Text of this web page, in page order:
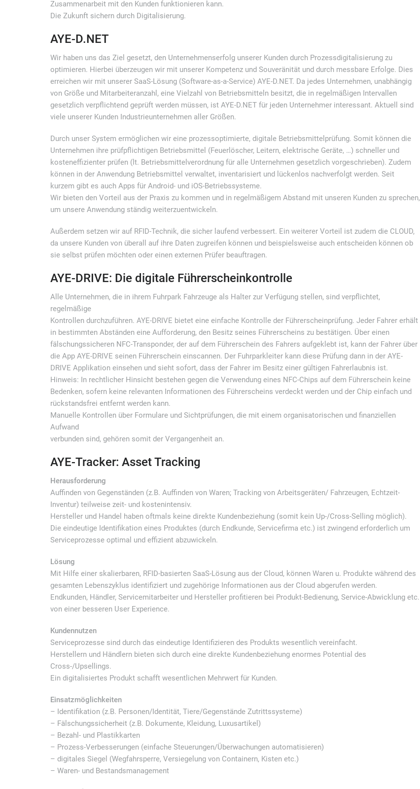
Zusammenarbeit mit den Kunden funktionieren kann.
Die Zukunft sichern durch Digitalisierung.
AYE-D.NET
Wir haben uns das Ziel gesetzt, den Unternehmenserfolg unserer Kunden durch Prozessdigitalisierung zu
optimieren. Hierbei überzeugen wir mit unserer Kompetenz und Souveränität und durch messbare Erfolge. Dies
erreichen wir mit unserer SaaS-Lösung (Software-as-a-Service) AYE-D.NET. Da jedes Unternehmen, unabhängig
von Größe und Mitarbeiteranzahl, eine Vielzahl von Betriebsmitteln besitzt, die in regelmäßigen Intervallen
gesetzlich verpflichtend geprüft werden müssen, ist AYE-D.NET für jeden Unternehmer interessant. Aktuell sind
viele unserer Kunden Industrieunternehmen aller Größen.
Durch unser System ermöglichen wir eine prozessoptimierte, digitale Betriebsmittelprüfung. Somit können die
Unternehmen ihre prüfpflichtigen Betriebsmittel (Feuerlöscher, Leitern, elektrische Geräte, …) schneller und
kosteneffizienter prüfen (lt. Betriebsmittelverordnung für alle Unternehmen gesetzlich vorgeschrieben). Zudem
können in der Anwendung Betriebsmittel verwaltet, inventarisiert und lückenlos nachverfolgt werden. Seit
kurzem gibt es auch Apps für Android- und iOS-Betriebssysteme.
Wir bieten den Vorteil aus der Praxis zu kommen und in regelmäßigem Abstand mit unseren Kunden zu sprechen,
um unsere Anwendung ständig weiterzuentwickeln.
Außerdem setzen wir auf RFID-Technik, die sicher laufend verbessert. Ein weiterer Vorteil ist zudem die CLOUD,
da unsere Kunden von überall auf ihre Daten zugreifen können und beispielsweise auch entscheiden können ob
sie selbst prüfen möchten oder einen externen Prüfer beauftragen.
AYE-DRIVE: Die digitale Führerscheinkontrolle
Alle Unternehmen, die in ihrem Fuhrpark Fahrzeuge als Halter zur Verfügung stellen, sind verpflichtet,
regelmäßige
Kontrollen durchzuführen. AYE-DRIVE bietet eine einfache Kontrolle der Führerscheinprüfung. Jeder Fahrer erhält
in bestimmten Abständen eine Aufforderung, den Besitz seines Führerscheins zu bestätigen. Über einen
fälschungssicheren NFC-Transponder, der auf dem Führerschein des Fahrers aufgeklebt ist, kann der Fahrer über
die App AYE-DRIVE seinen Führerschein einscannen. Der Fuhrparkleiter kann diese Prüfung dann in der AYE-
DRIVE Applikation einsehen und sieht sofort, dass der Fahrer im Besitz einer gültigen Fahrerlaubnis ist.
Hinweis: In rechtlicher Hinsicht bestehen gegen die Verwendung eines NFC-Chips auf dem Führerschein keine
Bedenken, sofern keine relevanten Informationen des Führerscheins verdeckt werden und der Chip einfach und
rückstandsfrei entfernt werden kann.
Manuelle Kontrollen über Formulare und Sichtprüfungen, die mit einem organisatorischen und finanziellen
Aufwand
verbunden sind, gehören somit der Vergangenheit an.
AYE-Tracker: Asset Tracking
Herausforderung
Auffinden von Gegenständen (z.B. Auffinden von Waren; Tracking von Arbeitsgeräten/ Fahrzeugen, Echtzeit-
Inventur) teilweise zeit- und kostenintensiv.
Hersteller und Handel haben oftmals keine direkte Kundenbeziehung (somit kein Up-/Cross-Selling möglich).
Die eindeutige Identifikation eines Produktes (durch Endkunde, Servicefirma etc.) ist zwingend erforderlich um
Serviceprozesse optimal und effizient abzuwickeln.
Lösung
Mit Hilfe einer skalierbaren, RFID-basierten SaaS-Lösung aus der Cloud, können Waren u. Produkte während des
gesamten Lebenszyklus identifiziert und zugehörige Informationen aus der Cloud abgerufen werden.
Endkunden, Händler, Servicemitarbeiter und Hersteller profitieren bei Produkt-Bedienung, Service-Abwicklung etc.
von einer besseren User Experience.
Kundennutzen
Serviceprozesse sind durch das eindeutige Identifizieren des Produkts wesentlich vereinfacht.
Herstellern und Händlern bieten sich durch eine direkte Kundenbeziehung enormes Potential des
Cross-/Upsellings.
Ein digitalisiertes Produkt schafft wesentlichen Mehrwert für Kunden.
Einsatzmöglichkeiten
– Identifikation (z.B. Personen/Identität, Tiere/Gegenstände Zutrittssysteme)
– Fälschungssicherheit (z.B. Dokumente, Kleidung, Luxusartikel)
– Bezahl- und Plastikkarten
– Prozess-Verbesserungen (einfache Steuerungen/Überwachungen automatisieren)
– digitales Siegel (Wegfahrsperre, Versiegelung von Containern, Kisten etc.)
– Waren- und Bestandsmanagement